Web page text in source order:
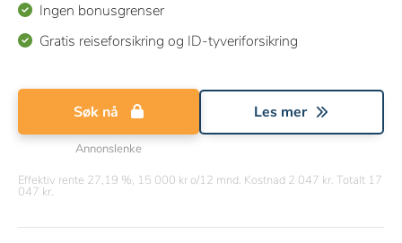
Ingen bonusgrenser
Gratis reiseforsikring og ID-tyveriforsikring
Søk nå
Annonslenke
Les mer
Effektiv rente 27,19 %, 15 000 kr o/12 mnd. Kostnad 2 047 kr. Totalt 17
047 kr.